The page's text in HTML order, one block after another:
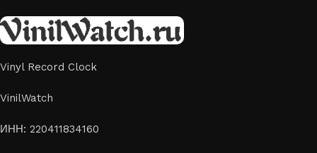
аксессуар идеально подойдет для гостиной, спальни,
офиса или даже для оформления кафе, студии или
творческого пространства.
Картины на стекле и дереве
Лазерная гравировка на стекле или дереве, оригинальный
Vinyl Record Clock
VinilWatch
ИНН: 220411834160